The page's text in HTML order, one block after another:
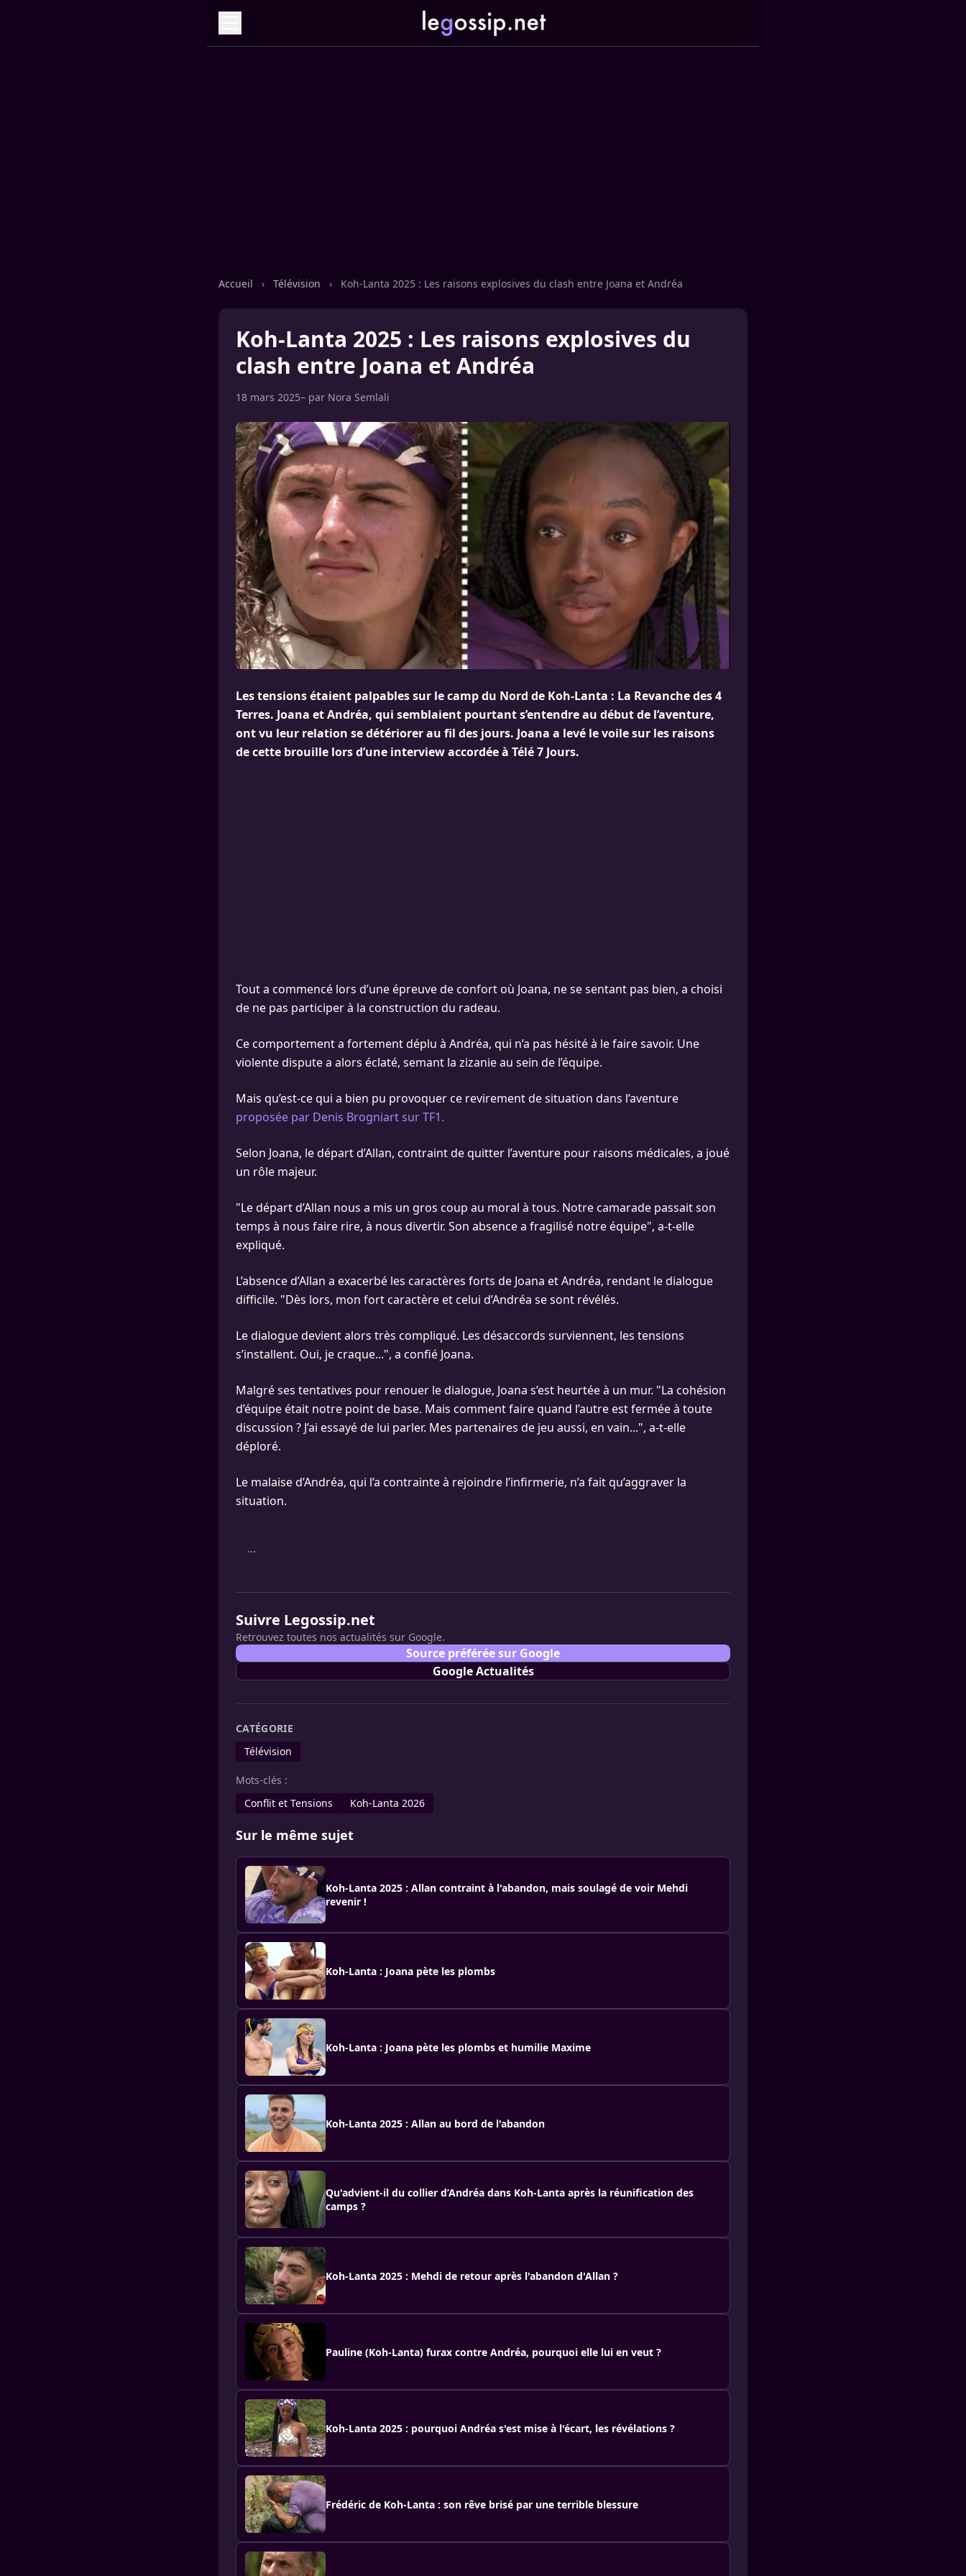
Accueil › Télévision › Koh-Lanta 2025 : Les raisons explosives du clash entre Joana et Andréa
Koh-Lanta 2025 : Les raisons explosives du
clash entre Joana et Andréa
18 mars 2025– par Nora Semlali
Les tensions étaient palpables sur le camp du Nord de Koh-Lanta : La Revanche des 4
Terres. Joana et Andréa, qui semblaient pourtant s’entendre au début de l’aventure,
ont vu leur relation se détériorer au fil des jours. Joana a levé le voile sur les raisons
de cette brouille lors d’une interview accordée à Télé 7 Jours.
Tout a commencé lors d’une épreuve de confort où Joana, ne se sentant pas bien, a choisi
de ne pas participer à la construction du radeau.
Ce comportement a fortement déplu à Andréa, qui n’a pas hésité à le faire savoir. Une
violente dispute a alors éclaté, semant la zizanie au sein de l’équipe.
Mais qu’est-ce qui a bien pu provoquer ce revirement de situation dans l’aventure
proposée par Denis Brogniart sur TF1.
Selon Joana, le départ d’Allan, contraint de quitter l’aventure pour raisons médicales, a joué
un rôle majeur.
"Le départ d’Allan nous a mis un gros coup au moral à tous. Notre camarade passait son
temps à nous faire rire, à nous divertir. Son absence a fragilisé notre équipe", a-t-elle
expliqué.
L’absence d’Allan a exacerbé les caractères forts de Joana et Andréa, rendant le dialogue
difficile. "Dès lors, mon fort caractère et celui d’Andréa se sont révélés.
Le dialogue devient alors très compliqué. Les désaccords surviennent, les tensions
s’installent. Oui, je craque...", a confié Joana.
Malgré ses tentatives pour renouer le dialogue, Joana s’est heurtée à un mur. "La cohésion
d’équipe était notre point de base. Mais comment faire quand l’autre est fermée à toute
discussion ? J’ai essayé de lui parler. Mes partenaires de jeu aussi, en vain...", a-t-elle
déploré.
Le malaise d’Andréa, qui l’a contrainte à rejoindre l’infirmerie, n’a fait qu’aggraver la
situation.
...
Suivre Legossip.net
Retrouvez toutes nos actualités sur Google.
Source préférée sur Google
Google Actualités
CATÉGORIE
Télévision
Mots-clés :
Conflit et Tensions
Koh-Lanta 2026
Sur le même sujet
Koh-Lanta 2025 : Allan contraint à l'abandon, mais soulagé de voir Mehdi
revenir !
Koh-Lanta : Joana pète les plombs
Koh-Lanta : Joana pète les plombs et humilie Maxime
Koh-Lanta 2025 : Allan au bord de l'abandon
Qu'advient-il du collier d’Andréa dans Koh-Lanta après la réunification des
camps ?
Koh-Lanta 2025 : Mehdi de retour après l'abandon d'Allan ?
Pauline (Koh-Lanta) furax contre Andréa, pourquoi elle lui en veut ?
Koh-Lanta 2025 : pourquoi Andréa s'est mise à l'écart, les révélations ?
Frédéric de Koh-Lanta : son rêve brisé par une terrible blessure